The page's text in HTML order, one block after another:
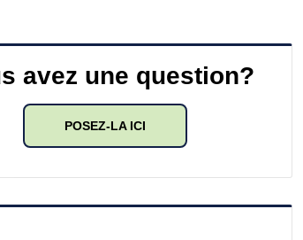
avez une question?
POSEZ-LA ICI